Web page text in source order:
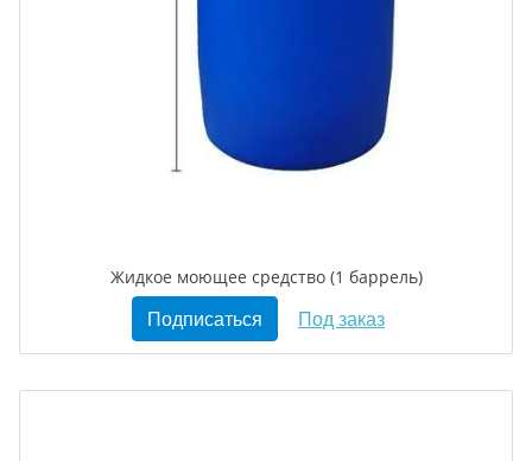
Жидкое моющее средство (1 баррель)
Подписаться Под заказ